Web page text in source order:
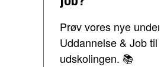
Prøv vores nye
Uddannelse & Job til
udskolingen. 📚